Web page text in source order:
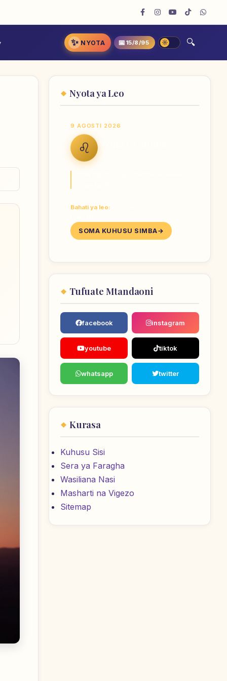
✨ NYOTA 📅 15/8/95
Nyota ya Leo
9 AGOSTI 2026
♌
Bahati ya leo:
SOMA KUHUSU SIMBA
Tufuate Mtandaoni
facebook instagram
youtube tiktok
whatsapp twitter
Kurasa
Kuhusu Sisi
Sera ya Faragha
Wasiliana Nasi
Masharti na Vigezo
Sitemap